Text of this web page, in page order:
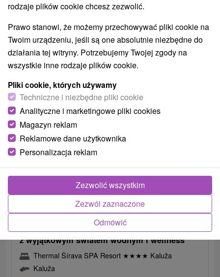
Wsie i miasta
Kaluža(2)
WSZYSTKO TOP - BESTSELLERY
386,63zł
Ekskluzywny pobyt „nad słowackim morzem”
z wyjątkowym światem wodnym i wellness
Thermal Šírava SPA Resort ★★★★ Kaluža
Kaluža
rodzaje plików cookie chcesz zezwolić.
Prawo stanowi, że możemy przechowywać pliki cookie na
Twoim urządzeniu, jeśli są one absolutnie niezbędne do
działania tej witryny. Potrzebujemy Twojej zgody na
wszystkie inne rodzaje plików cookie.
Pliki cookie, których używamy
Techniczne i niezbędne pliki cookie
Analityczne i marketingowe pliki cookies
Magazyn reklam
Reklamowe dane użytkownika
Personalizacja reklam
Odmówić
Zezwól zaznaczone
Zezwolić wszystkim